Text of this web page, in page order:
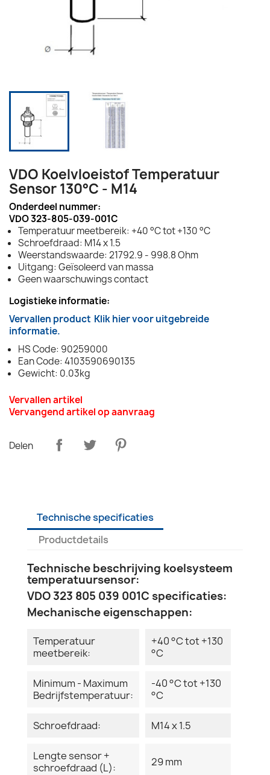
VDO Koelvloeistof Temperatuur
Sensor 130°C - M14
Onderdeel nummer:
VDO 323-805-039-001C
Temperatuur meetbereik: +40 °C tot +130 °C
Schroefdraad: M14 x 1.5
Weerstandswaarde: 21792.9 - 998.8 Ohm
Uitgang: Geïsoleerd van massa
Geen waarschuwings contact
Logistieke informatie:
Vervallen product Klik hier voor uitgebreide
informatie.
HS Code: 90259000
Ean Code: 4103590690135
Gewicht: 0.03kg
Vervallen artikel
Vervangend artikel op aanvraag
Delen
Technische specificaties
Productdetails
Technische beschrijving koelsysteem
temperatuursensor:
VDO 323 805 039 001C specificaties:
Mechanische eigenschappen:
Temperatuur
meetbereik:
+40 °C tot +130
°C
Minimum - Maximum
Bedrijfstemperatuur:
-40 °C tot +130
°C
Schroefdraad: M14 x 1.5
Lengte sensor +
schroefdraad (L):
29 mm